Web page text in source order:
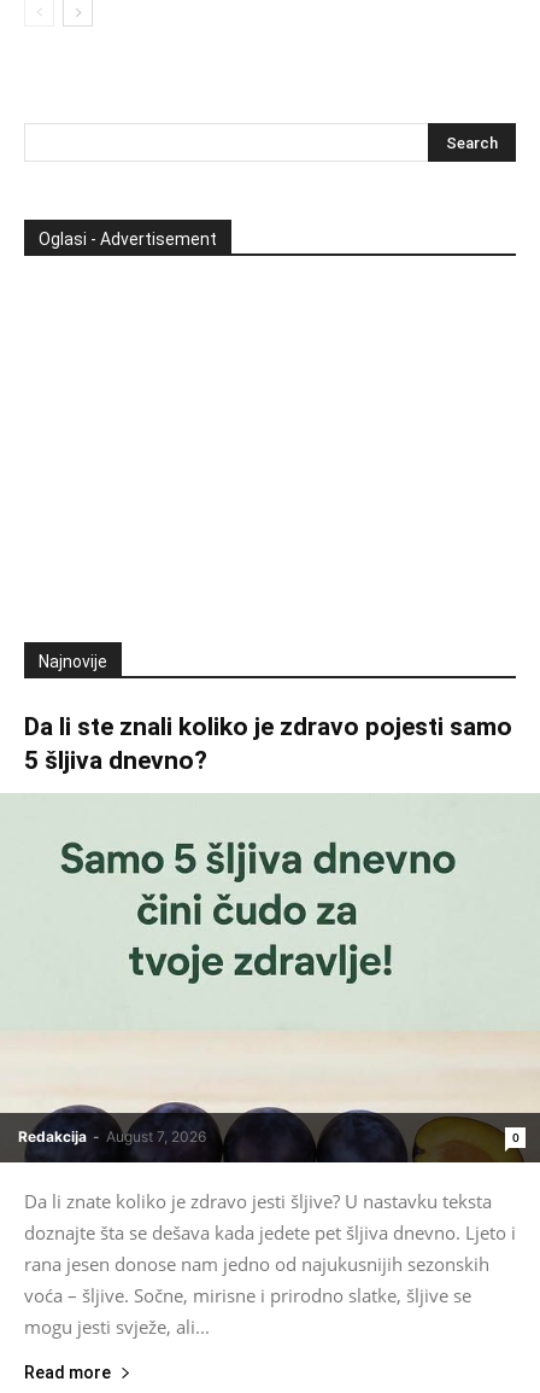
Oglasi - Advertisement
Najnovije
Da li ste znali koliko je zdravo pojesti samo
5 šljiva dnevno?
Redakcija - August 7, 2026 0
Da li znate koliko je zdravo jesti šljive? U nastavku teksta
doznajte šta se dešava kada jedete pet šljiva dnevno. Ljeto i
rana jesen donose nam jedno od najukusnijih sezonskih
voća – šljive. Sočne, mirisne i prirodno slatke, šljive se
mogu jesti svježe, ali...
Read more